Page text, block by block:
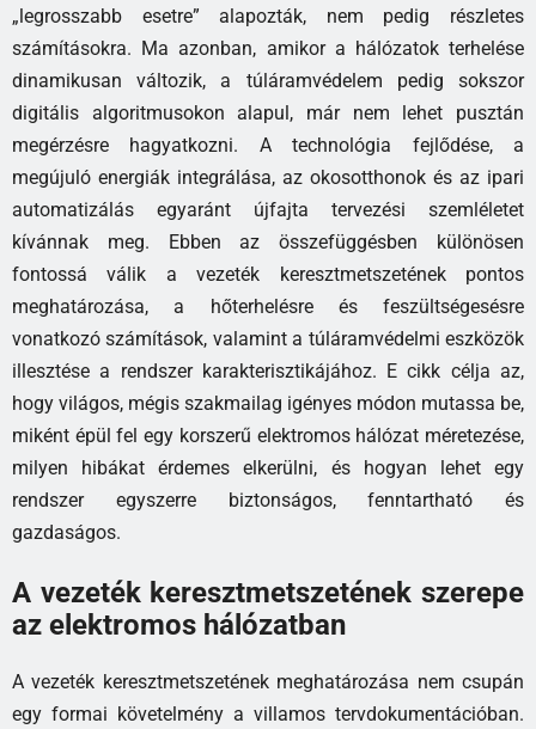
„legrosszabb esetre” alapozták, nem pedig részletes
számításokra. Ma azonban, amikor a hálózatok terhelése
dinamikusan változik, a túláramvédelem pedig sokszor
digitális algoritmusokon alapul, már nem lehet pusztán
megérzésre hagyatkozni. A technológia fejlődése, a
megújuló energiák integrálása, az okosotthonok és az ipari
automatizálás egyaránt újfajta tervezési szemléletet
kívánnak meg. Ebben az összefüggésben különösen
fontossá válik a vezeték keresztmetszetének pontos
meghatározása, a hőterhelésre és feszültségesésre
vonatkozó számítások, valamint a túláramvédelmi eszközök
illesztése a rendszer karakterisztikájához. E cikk célja az,
hogy világos, mégis szakmailag igényes módon mutassa be,
miként épül fel egy korszerű elektromos hálózat méretezése,
milyen hibákat érdemes elkerülni, és hogyan lehet egy
rendszer egyszerre biztonságos, fenntartható és
gazdaságos.
A vezeték keresztmetszetének szerepe
az elektromos hálózatban
A vezeték keresztmetszetének meghatározása nem csupán
egy formai követelmény a villamos tervdokumentációban.